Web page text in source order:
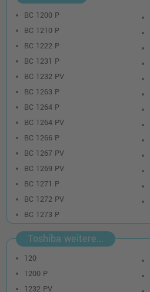
BC 1200 P
BC 1210 P
BC 1222 P
BC 1231 P
BC 1232 PV
BC 1263 P
BC 1264 P
BC 1264 PV
BC 1266 P
BC 1267 PV
BC 1269 PV
BC 1271 P
BC 1272 PV
BC 1273 P
Toshiba weitere...
120
1200 P
1232 PV